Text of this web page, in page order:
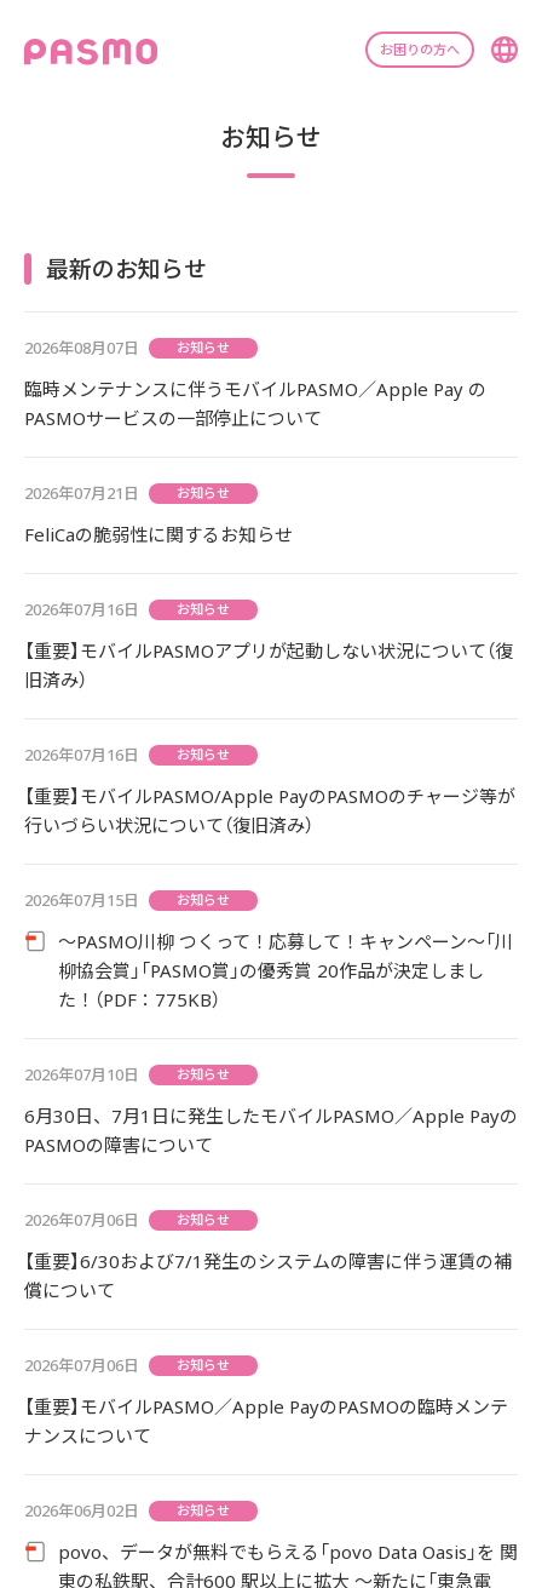
お困りの方へ
お知らせ
最新のお知らせ
2026年08月07日 お知らせ
臨時メンテナンスに伴うモバイルPASMO／Apple Pay の
PASMOサービスの一部停止について
2026年07月21日 お知らせ
FeliCaの脆弱性に関するお知らせ
2026年07月16日 お知らせ
【重要】モバイルPASMOアプリが起動しない状況について（復
旧済み）
2026年07月16日 お知らせ
【重要】モバイルPASMO/Apple PayのPASMOのチャージ等が
行いづらい状況について（復旧済み）
2026年07月15日 お知らせ
～PASMO川柳 つくって！応募して！キャンペーン～「川
柳協会賞」「PASMO賞」の優秀賞 20作品が決定しまし
た！（PDF：775KB）
2026年07月10日 お知らせ
6月30日、7月1日に発生したモバイルPASMO／Apple Payの
PASMOの障害について
2026年07月06日 お知らせ
【重要】6/30および7/1発生のシステムの障害に伴う運賃の補
償について
2026年07月06日 お知らせ
【重要】モバイルPASMO／Apple PayのPASMOの臨時メンテ
ナンスについて
2026年06月02日 お知らせ
povo、データが無料でもらえる「povo Data Oasis」を 関
東の私鉄駅、合計600 駅以上に拡大 ～新たに「東急電